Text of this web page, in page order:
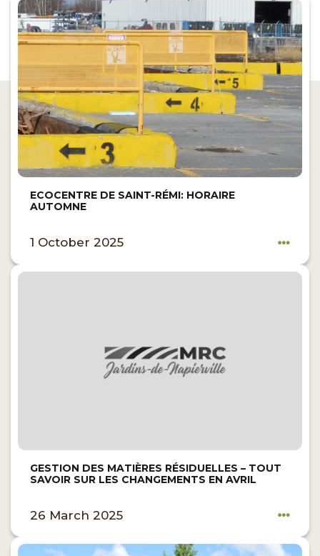
ECOCENTRE DE SAINT-RÉMI: HORAIRE
AUTOMNE
1 October 2025
GESTION DES MATIÈRES RÉSIDUELLES – TOUT
SAVOIR SUR LES CHANGEMENTS EN AVRIL
26 March 2025